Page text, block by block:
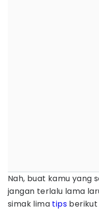
Nah, buat kamu yang
jangan terlalu lama
simak lima tips